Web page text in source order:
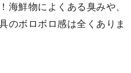
海鮮物によくある臭みや、
のボロボロ感は全くありま